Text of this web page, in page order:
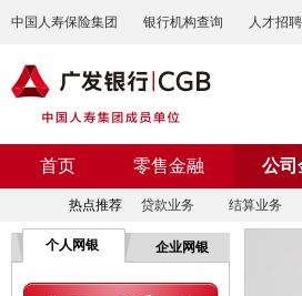
中国人寿保险集团 银行机构查询 人才招聘
首页 零售金融 公司
热点推荐 贷款业务 结算业务
个人网银 企业网银